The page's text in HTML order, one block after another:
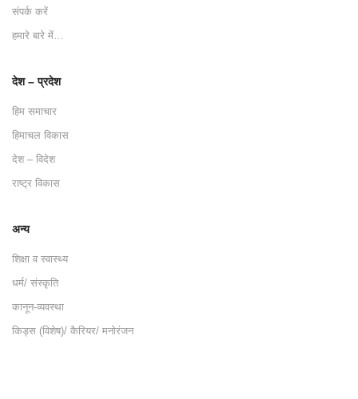
संपर्क करें
हमारे बारे में…
देश – प्रदेश
हिम समाचार
हिमाचल विकास
देश – विदेश
राष्ट्र विकास
अन्य
शिक्षा व स्वास्थ्य
धर्म/ संस्कृति
कानून-व्यवस्था
किड्स (विशेष)/ कैरियर/ मनोरंजन